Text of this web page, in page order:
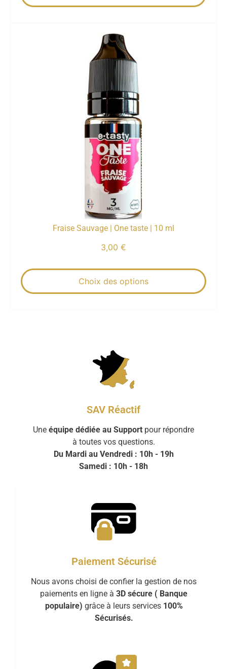
Fraise Sauvage | One taste | 10 ml
3,00 €
Choix des options
SAV Réactif
Une équipe dédiée au Support pour répondre
à toutes vos questions.
Du Mardi au Vendredi : 10h - 19h
Samedi : 10h - 18h
Paiement Sécurisé
Nous avons choisi de confier la gestion de nos
paiements en ligne à 3D sécure ( Banque
populaire) grâce à leurs services 100%
Sécurisés.